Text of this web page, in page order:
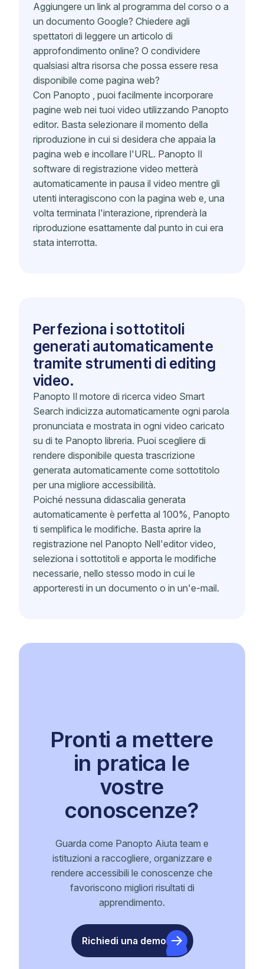
Aggiungere un link al programma del corso o a
un documento Google? Chiedere agli
spettatori di leggere un articolo di
approfondimento online? O condividere
qualsiasi altra risorsa che possa essere resa
disponibile come pagina web?
Con Panopto , puoi facilmente incorporare
pagine web nei tuoi video utilizzando Panopto
editor. Basta selezionare il momento della
riproduzione in cui si desidera che appaia la
pagina web e incollare l'URL. Panopto Il
software di registrazione video metterà
automaticamente in pausa il video mentre gli
utenti interagiscono con la pagina web e, una
volta terminata l'interazione, riprenderà la
riproduzione esattamente dal punto in cui era
stata interrotta.
Perfeziona i sottotitoli
generati automaticamente
tramite strumenti di editing
video.
Panopto Il motore di ricerca video Smart
Search indicizza automaticamente ogni parola
pronunciata e mostrata in ogni video caricato
su di te Panopto libreria. Puoi scegliere di
rendere disponibile questa trascrizione
generata automaticamente come sottotitolo
per una migliore accessibilità.
Poiché nessuna didascalia generata
automaticamente è perfetta al 100%, Panopto
ti semplifica le modifiche. Basta aprire la
registrazione nel Panopto Nell'editor video,
seleziona i sottotitoli e apporta le modifiche
necessarie, nello stesso modo in cui le
apporteresti in un documento o in un'e-mail.
Pronti a mettere
in pratica le
vostre
conoscenze?
Guarda come Panopto Aiuta team e
istituzioni a raccogliere, organizzare e
rendere accessibili le conoscenze che
favoriscono migliori risultati di
apprendimento.
Richiedi una demo